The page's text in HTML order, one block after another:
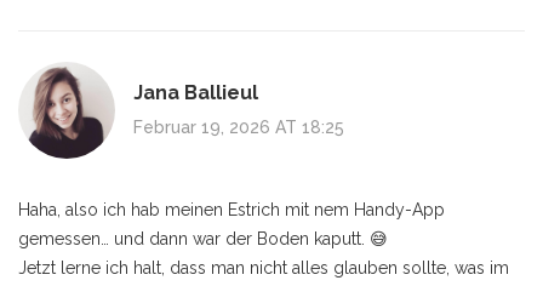
Jana Ballieul
Februar 19, 2026 AT 18:25
Haha, also ich hab meinen Estrich mit nem Handy-App
gemessen… und dann war der Boden kaputt. 😅
Jetzt lerne ich halt, dass man nicht alles glauben sollte, was im